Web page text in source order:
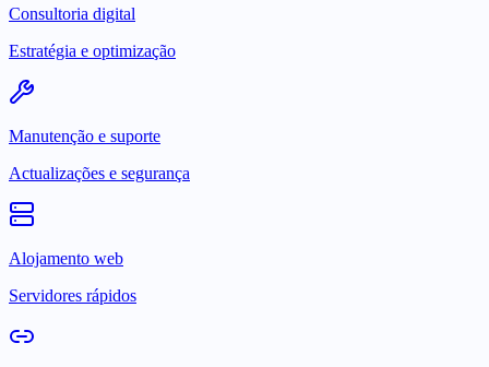
Consultoria digital
Estratégia e optimização
Manutenção e suporte
Actualizações e segurança
Alojamento web
Servidores rápidos